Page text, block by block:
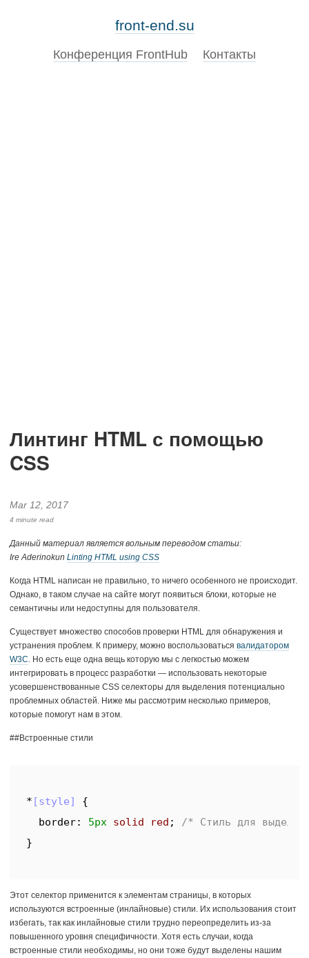
front-end.su
Конференция FrontHub Контакты
Линтинг HTML с помощью
CSS
Mar 12, 2017
4 minute read
Данный материал является вольным переводом статьи:
Ire Aderinokun Linting HTML using CSS
Когда HTML написан не правильно, то ничего особенного не происходит.
Однако, в таком случае на сайте могут появиться блоки, которые не
семантичны или недоступны для пользователя.
Существует множество способов проверки HTML для обнаружения и
устранения проблем. К примеру, можно воспользоваться валидатором
W3C . Но есть еще одна вещь которую мы с легкостью можем
интегрировать в процесс разработки — использовать некоторые
усовершенствованные CSS селекторы для выделения потенциально
проблемных областей. Ниже мы рассмотрим несколько примеров,
которые помогут нам в этом.
##Встроенные стили
* [style]
{
border: 5px solid red ; /* Стиль для
}
Этот селектор применится к элементам страницы, в которых
используются встроенные (инлайновые) стили. Их использования стоит
избегать, так как инлайновые стили трудно переопределить из-за
повышенного уровня специфичности. Хотя есть случаи, когда
встроенные стили необходимы, но они тоже будут выделены нашим